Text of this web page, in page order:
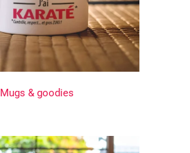
Mugs & goodies